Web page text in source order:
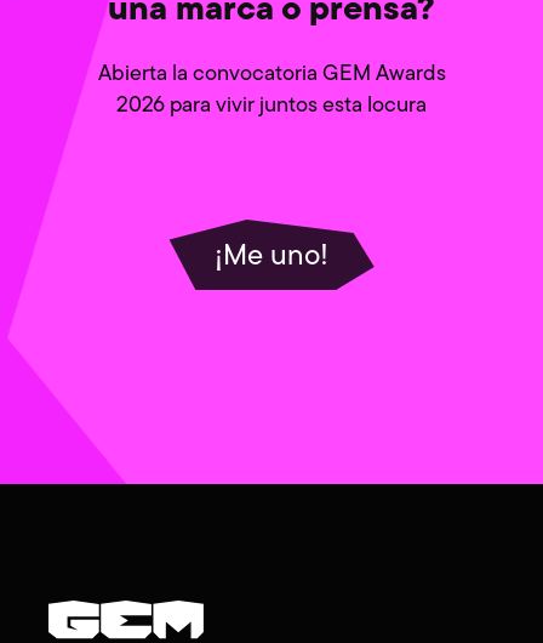
una marca o prensa?
Abierta la convocatoria GEM Awards
2026 para vivir juntos esta locura
¡Me uno!